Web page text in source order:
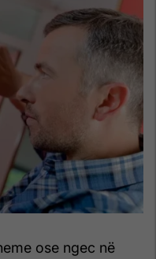
ose ngec në